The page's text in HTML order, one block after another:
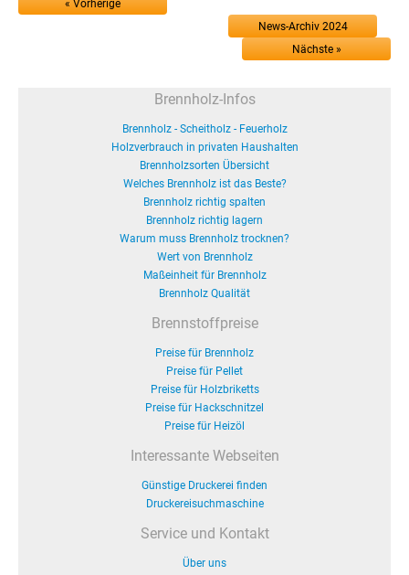
« Vorherige
News-Archiv 2024
Nächste »
Brennholz-Infos
Brennholz - Scheitholz - Feuerholz
Holzverbrauch in privaten Haushalten
Brennholzsorten Übersicht
Welches Brennholz ist das Beste?
Brennholz richtig spalten
Brennholz richtig lagern
Warum muss Brennholz trocknen?
Wert von Brennholz
Maßeinheit für Brennholz
Brennholz Qualität
Brennstoffpreise
Preise für Brennholz
Preise für Pellet
Preise für Holzbriketts
Preise für Hackschnitzel
Preise für Heizöl
Interessante Webseiten
Günstige Druckerei finden
Druckereisuchmaschine
Service und Kontakt
Über uns